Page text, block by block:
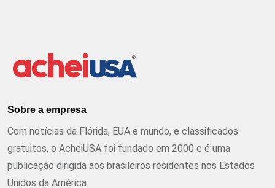
Sobre a empresa
Com notícias da Flórida, EUA e mundo, e classificados
gratuitos, o AcheiUSA foi fundado em 2000 e é uma
publicação dirigida aos brasileiros residentes nos Estados
Unidos da América